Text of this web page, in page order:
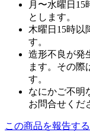
月〜水曜日15
とします。
木曜日15時以
す。
造形不良が発
ます。その際
す。
なにかご不明
お問合せくだ
この商品を報告する